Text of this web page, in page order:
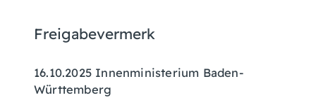
Freigabevermerk
16.10.2025 Innenministerium Baden-
Württemberg